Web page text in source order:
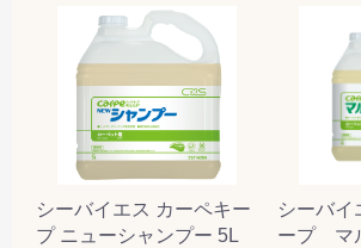
シーバイエス カーペキー
プ ニューシャンプー 5L
シーバ
ープ マ